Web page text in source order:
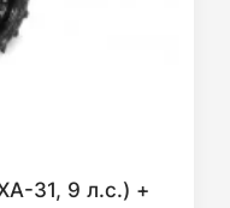
31, 9 л.с.) +